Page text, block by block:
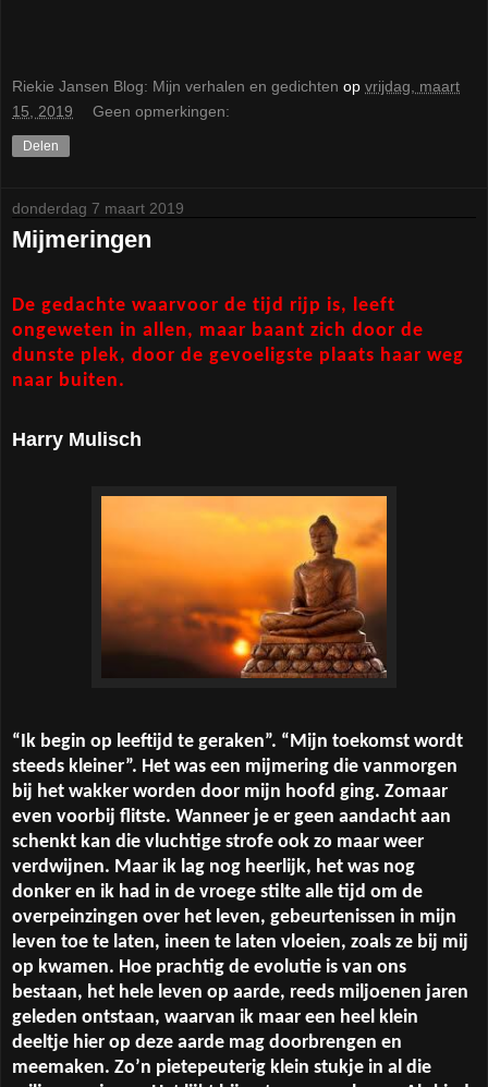
Riekie Jansen Blog: Mijn verhalen en gedichten op vrijdag, maart
15, 2019
Geen opmerkingen:
Delen
donderdag 7 maart 2019
Mijmeringen
De gedachte waarvoor de tijd rijp is, leeft
ongeweten in allen, maar baant zich door de
dunste plek, door de gevoeligste plaats haar weg
naar buiten.
Harry Mulisch
“Ik begin op leeftijd te geraken”. “Mijn toekomst wordt
steeds kleiner”. Het was een mijmering die vanmorgen
bij het wakker worden door mijn hoofd ging. Zomaar
even voorbij flitste. Wanneer je er geen aandacht aan
schenkt kan die vluchtige strofe ook zo maar weer
verdwijnen. Maar ik lag nog heerlijk, het was nog
donker en ik had in de vroege stilte alle tijd om de
overpeinzingen over het leven, gebeurtenissen in mijn
leven toe te laten, ineen te laten vloeien, zoals ze bij mij
op kwamen. Hoe prachtig de evolutie is van ons
bestaan, het hele leven op aarde, reeds miljoenen jaren
geleden ontstaan, waarvan ik maar een heel klein
deeltje hier op deze aarde mag doorbrengen en
meemaken. Zo’n pietepeuterig klein stukje in al die